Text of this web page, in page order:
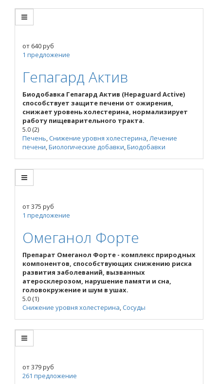
от 640руб
1 предложение
Гепагард Актив
Биодобавка Гепагард Актив (Hepaguard Active)
способствует защите печени от ожирения,
снижает уровень холестерина, нормализирует
работу пищеварительного тракта.
5.0(2)
Печень,Снижение уровня холестерина,Лечение
печени,Биологические добавки,Биодобавки
от375 руб
1 предложение
Омеганол Форте
Препарат Омеганол Форте - комплекс природных
компонентов, способствующих снижению риска
развития заболеваний, вызванных
атеросклерозом, нарушение памяти и сна,
головокружение и шум в ушах.
5.0(1)
Снижение уровня холестерина,Сосуды
от379руб
261 предложение